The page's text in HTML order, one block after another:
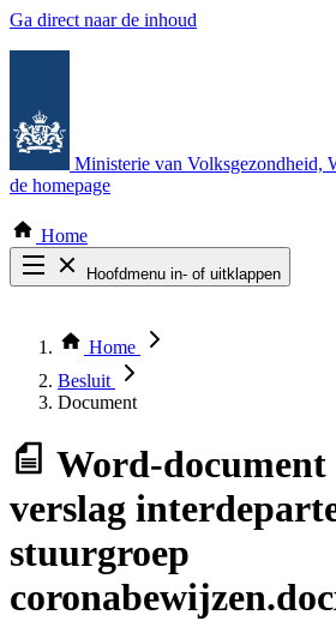
Ga direct naar de inhoud
Ministerie van Volksgezondheid,
de homepage
Home
Hoofdmenu in- of uitklappen
Thema COVID-19
Bekijk per bestuursorgaan
Home
Besluit
Document
Word-document
verslag
stuurgroep